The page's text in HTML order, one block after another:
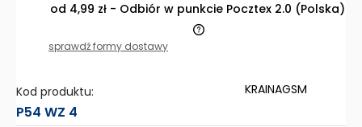
od 4,99 zł - Odbiór w punkcie Pocztex 2.0 (Polska)
Cena nie zawiera ewentualnych kosztów płatności
sprawdź formy dostawy
Kod produktu:
P54 WZ 4
KRAINAGSM